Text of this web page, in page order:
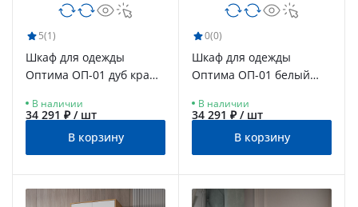
5(1)
Шкаф для одежды
Оптима ОП-01 дуб крафт
В наличии
34 291 ₽ / шт
В корзину
0(0)
Шкаф для одежды
Оптима ОП-01 белый
В наличии
34 291 ₽ / шт
В корзину